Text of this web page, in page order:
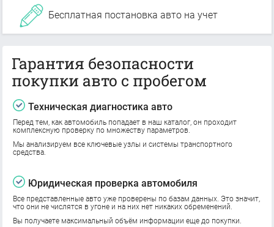
Бесплатная постановка авто на учет
Гарантия безопасности
покупки авто с пробегом
Техническая диагностика авто
Перед тем, как автомобиль попадает в наш каталог, он проходит
комплексную проверку по множеству параметров.
Мы анализируем все ключевые узлы и системы транспортного
средства.
Юридическая проверка автомобиля
Все представленные авто уже проверены по базам данных. Это значит,
что они не числятся в угоне и на них нет никаких обременений.
Вы получаете максимальный объём информации еще до покупки.